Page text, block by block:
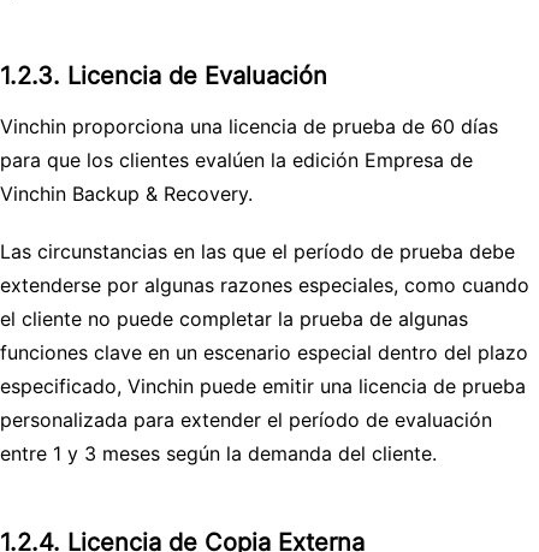
1.2.3. Licencia de Evaluación
Vinchin proporciona una licencia de prueba de 60 días
para que los clientes evalúen la edición Empresa de
Vinchin Backup & Recovery.
Las circunstancias en las que el período de prueba debe
extenderse por algunas razones especiales, como cuando
el cliente no puede completar la prueba de algunas
funciones clave en un escenario especial dentro del plazo
especificado, Vinchin puede emitir una licencia de prueba
personalizada para extender el período de evaluación
entre 1 y 3 meses según la demanda del cliente.
1.2.4. Licencia de Copia Externa